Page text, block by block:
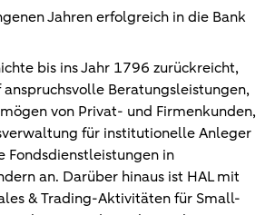
Jahren erfolgreich in die Bank
bis ins Jahr 1796 zurückreicht,
anspruchsvolle Beratungsleistungen,
von Privat- und Firmenkunden,
für institutionelle Anleger
Fondsdienstleistungen in
an. Darüber hinaus ist HAL mit
& Trading-Aktivitäten für Small-